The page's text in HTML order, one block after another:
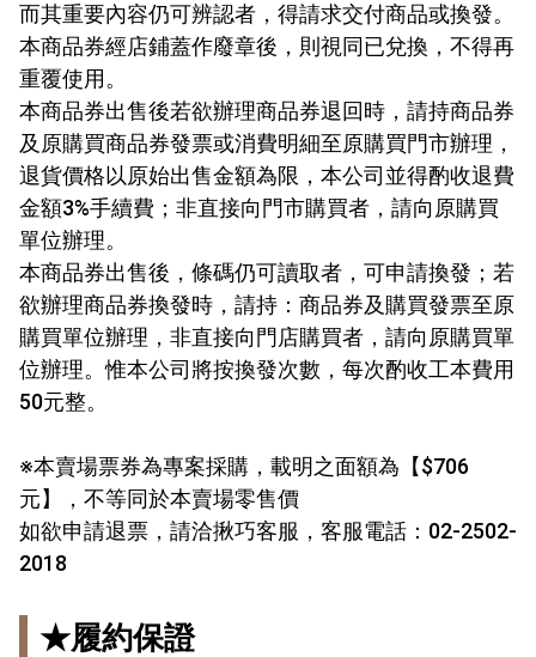
而其重要內容仍可辨認者，得請求交付商品或換發。
本商品券經店鋪蓋作廢章後，則視同已兌換，不得再
重覆使用。
本商品券出售後若欲辦理商品券退回時，請持商品券
及原購買商品券發票或消費明細至原購買門市辦理，
退貨價格以原始出售金額為限，本公司並得酌收退費
金額3%手續費；非直接向門市購買者，請向原購買
單位辦理。
本商品券出售後，條碼仍可讀取者，可申請換發；若
欲辦理商品券換發時，請持：商品券及購買發票至原
購買單位辦理，非直接向門店購買者，請向原購買單
位辦理。惟本公司將按換發次數，每次酌收工本費用
50元整。
※本賣場票券為專案採購，載明之面額為【$706
元】，不等同於本賣場零售價
如欲申請退票，請洽揪巧客服，客服電話：02-2502-
2018
★履約保證